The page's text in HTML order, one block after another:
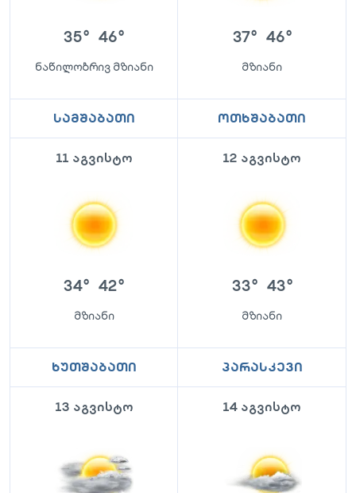
35° 46°
ნაწილობრივ მზიანი
37° 46°
მზიანი
სამშაბათი
11 აგვისტო
34° 42°
მზიანი
ოთხშაბათი
12 აგვისტო
33° 43°
მზიანი
ხუთშაბათი
13 აგვისტო
პარასკევი
14 აგვისტო